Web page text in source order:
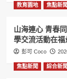
教育園地 焦點新聞
山海連心 青春
學交流活動在福
彭可 Coco
焦點新聞 綜合新聞